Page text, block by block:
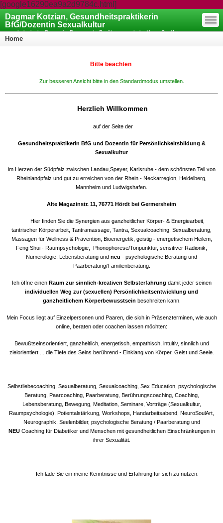
[google16290ea9a2d9784c.html]
Dagmar Kotzian, Gesundheitspraktikerin
BfG/Dozentin Sexualkultur
psychologische Beraterin, Paarcoach, Berührungsschule, NeuroSoulArt
Coaching
—
—
—
Home
Bitte beachten
Zur besseren Ansicht bitte in den Standardmodus umstellen.
Herzlich Willkommen
auf der Seite der
Gesundheitspraktikerin BfG und Dozentin für Persönlichkeitsbildung &
Sexualkultur
im Herzen der Südpfalz zwischen Landau,Speyer, Karlsruhe - dem schönsten Teil von
Rheinlandpfalz und gut zu erreichen von der Rhein - Neckarregion, Heidelberg,
Mannheim und Ludwigshafen.
Alte Magazinstr. 11, 76771 Hördt bei Germersheim
Hier finden Sie die Synergien aus ganzheitlicher Körper- & Energiearbeit,
tantrischer Körperarbeit, Tantramassage, Tantra, Sexualcoaching, Sexualberatung,
Massagen für Wellness & Prävention, Bioenergetik, geistig - energetischem Heilem,
Feng Shui - Raumpsychologie, Phonophorese/Tonpunktur, sensitiver Radionik,
Numerologie, Lebensberatung und neu - psychologische Beratung und
Paarberatung/Familienberatung.
Ich öffne einen Raum zur sinnlich-kreativen Selbsterfahrung damit jeder seinen
individuellen Weg zur (sexuellen) Persönlichkeitsentwicklung und
ganzheitlichem Körperbewusstsein beschreiten kann.
Mein Focus liegt auf Einzelpersonen und Paaren, die sich in Präsenzterminen, wie auch
online, beraten oder coachen lassen möchten:
Bewußtseinsorientiert, ganzheitlich, energetisch, empathisch, intuitiv, sinnlich und
zielorientiert ... die Tiefe des Seins berührend - Einklang von Körper, Geist und Seele.
Selbstliebecoaching, Sexualberatung, Sexualcoaching, Sex Education, psychologische
Beratung, Paarcoaching, Paarberatung, Berührungscoaching, Coaching,
Lebensberatung, Bewegung, Meditation, Seminare, Vorträge (Sexualkultur,
Raumpsychologie), Potientalstärkung, Workshops, Handarbeitsabend, NeuroSoulArt,
Neurographik, Seelenbilder, psychologische Beratung / Paarberatung und
NEU Coaching für Diabetiker und Menschen mit gesundheitlichen Einschränkungen in
ihrer Sexualität.
Ich lade Sie ein meine Kenntnisse und Erfahrung für sich zu nutzen.